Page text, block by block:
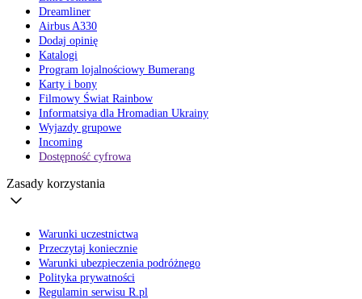
Dreamliner
Airbus A330
Dodaj opinię
Katalogi
Program lojalnościowy Bumerang
Karty i bony
Filmowy Świat Rainbow
Informatsiya dla Hromadian Ukrainy
Wyjazdy grupowe
Incoming
Dostępność cyfrowa
Zasady korzystania
Warunki uczestnictwa
Przeczytaj koniecznie
Warunki ubezpieczenia podróżnego
Polityka prywatności
Regulamin serwisu R.pl